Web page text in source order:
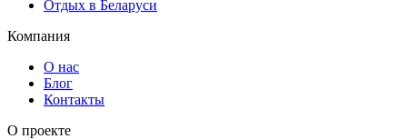
Отдых в Беларуси
Компания
О нас
Блог
Контакты
О проекте